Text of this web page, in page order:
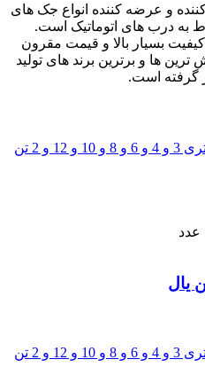
کننده و عرضه کننده انواع جک های
به درب های اتوماتیک است.
بسیار بالا و قیمت مقرون
ها و برترین برند های تولید
گرفته است.